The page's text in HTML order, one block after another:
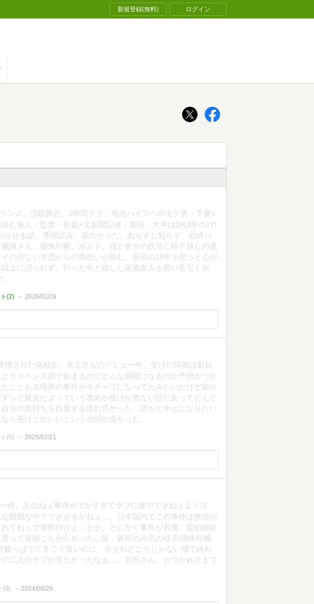
新規登録(無料) ログイン
ス。讃岐舞台。3年同クラ、地元ハイスペのモテ男・千夏x
む殺人・監禁・窃盗+元新聞記者・若田。大半はDK3年の2月
らせる話。季節読み。面白かった。あらすじ知らず、始終ハ
路さん、御朱印帳、ボルト、花と夜中の鉄塔に格子越しの逢
の切ない片恋からの両想いが絡む。若田の15年を想うと心が
上に語られず、行った先と残した家族友人を想い長引く余
。
(2) 2026/02/28
拐された高校生。尾上さんのデビュー作。受けの両親は射殺
サスペンス調で始まるのでどんな展開になるのか予想がつか
ことある場所の事件がモチーフになってたみたいだけど知ら
っと親友だよっていう攻めが受けが危ない目にあってどんど
分の気持ちを自覚する流れ良かった。誰かと幸せになりたい
ら受けとがいいという台詞が良かった。
(0) 2025/02/21
作。あのねぇ事件がでかすぎてラブに集中できねぇよ！泣
な困難な中ラブさせるかねぇ…。日本国内でこの事件は無理が
てねぇで警察行けよ…とか、とにかく事件が邪魔。最初挿絵
思って冒頭こんがらがった…笑 蒼司の片恋の様子(御朱印帳
酸っぱくてすごく良いのに、今それどころじゃない感で終わ
二人のラブが見たかったなぁ…。若田さん、おつかれさまで
(0) 2024/08/29